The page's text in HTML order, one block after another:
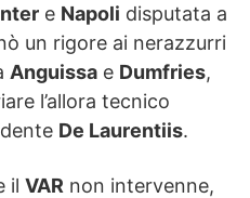
e Napoli disputata a
un rigore ai nerazzurri
Anguissa e Dumfries,
l’allora tecnico
De Laurentiis.
il VAR non intervenne,